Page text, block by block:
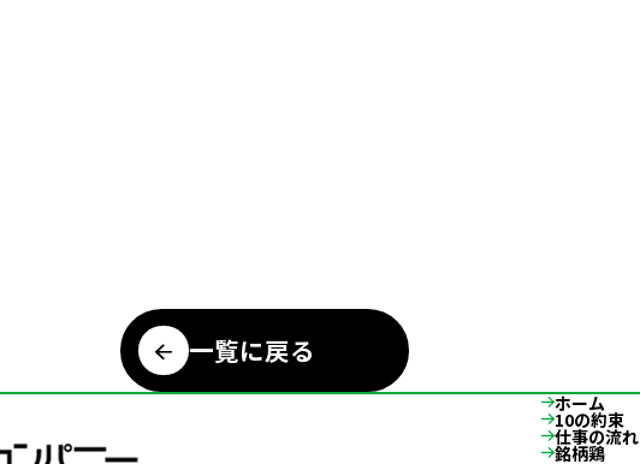
一覧に戻る
ホーム
10の約束
仕事の流れ
銘柄鶏